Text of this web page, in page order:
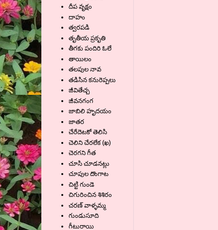
దీప వృక్షం
దాహం
త్వరపడి
తృతీయ ప్రకృతి
తీగకు పందిరి ఓలే
తాయిలం
తలపుల నావ
తడిసిన కనురెప్పలు
జీవితేచ్చ
జీవనగంగ
జాబిలి హృదయం
జాతర
చేరేదెటకో తెలిసి
చెలిని చేరలేక (ఖ)
చెరగని గీత
చూసి చూడనట్లు
చూపుల దొంగాట
చిట్టి గుండె
చిగురించిన శిశిరం
చరణ్ వాళ్ళమ్మ
గుండుసూది
గీటురాయి